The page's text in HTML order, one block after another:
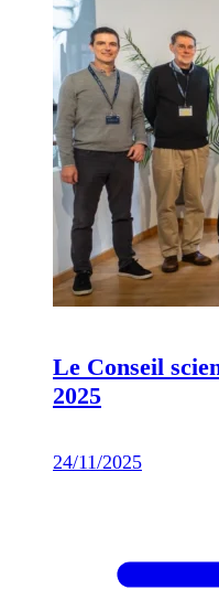
Le Conseil
2025
24/11/2025